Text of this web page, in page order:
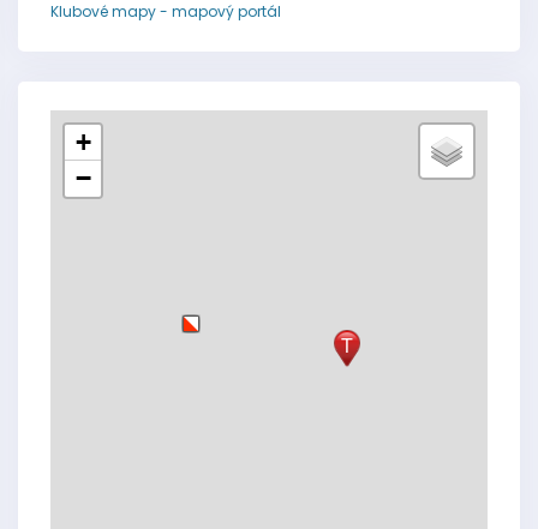
Klubové mapy - mapový portál
T
+
−